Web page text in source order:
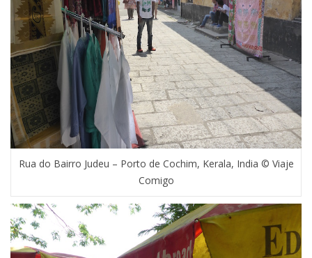
Rua do Bairro Judeu – Porto de Cochim, Kerala, India © Viaje
Comigo